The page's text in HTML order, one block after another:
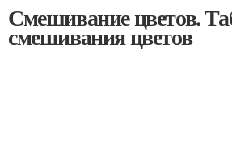
Смешивание цветов.
смешивания цветов